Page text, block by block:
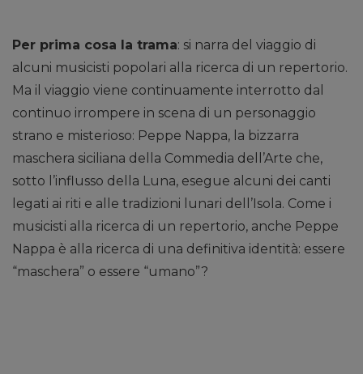
Per prima cosa la trama: si narra del viaggio di
alcuni musicisti popolari alla ricerca di un repertorio.
Ma il viaggio viene continuamente interrotto dal
continuo irrompere in scena di un personaggio
strano e misterioso: Peppe Nappa, la bizzarra
maschera siciliana della Commedia dell’Arte che,
sotto l’influsso della Luna, esegue alcuni dei canti
legati ai riti e alle tradizioni lunari dell’Isola. Come i
musicisti alla ricerca di un repertorio, anche Peppe
Nappa è alla ricerca di una definitiva identità: essere
“maschera” o essere “umano”?